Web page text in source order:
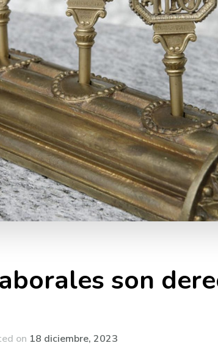
son
on 18 diciembre, 2023